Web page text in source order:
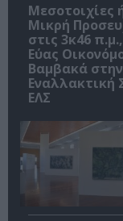
Μεσοτοιχίες
Μικρή
στις 3κ46
Εύας
Βαμβακά στην
Εναλλακτική
ΕΛΣ